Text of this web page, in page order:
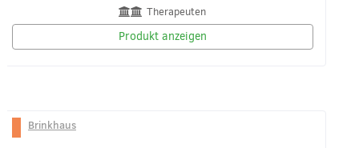
Therapeuten
Produkt anzeigen
Brinkhaus